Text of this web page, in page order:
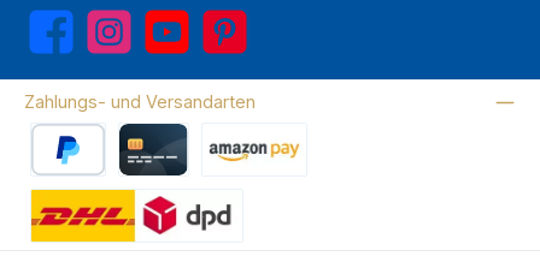
Facebook Instagram YouTube Pinterest
Zahlungs- und Versandarten